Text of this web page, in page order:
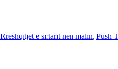
Rrëshqitjet e sirtarit nën malin, Push